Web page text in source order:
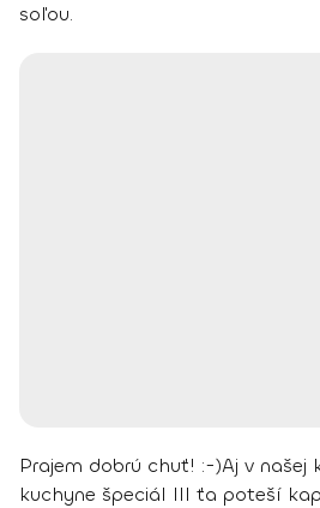
soľou.
Prajem dobrú chuť! :-)Aj v našej
kuchyne špeciál III ťa poteší